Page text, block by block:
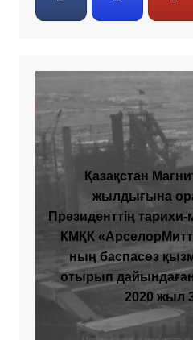
Қазақстан
жылдығына
Президенттің
КМҚК
ның баспасөз
отырып
2020 жыл